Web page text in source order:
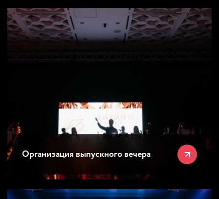
Организация выпускного вечера